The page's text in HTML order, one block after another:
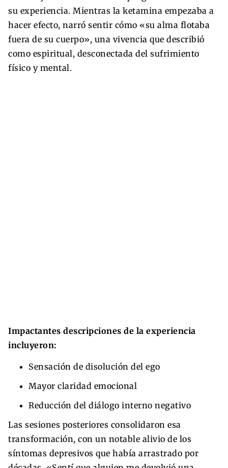
su experiencia. Mientras la ketamina empezaba a
hacer efecto, narró sentir cómo «su alma flotaba
fuera de su cuerpo», una vivencia que describió
como espiritual, desconectada del sufrimiento
físico y mental.
Impactantes descripciones de la experiencia
incluyeron:
Sensación de disolución del ego
Mayor claridad emocional
Reducción del diálogo interno negativo
Las sesiones posteriores consolidaron esa
transformación, con un notable alivio de los
síntomas depresivos que había arrastrado por